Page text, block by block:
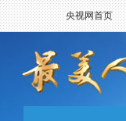
央视网首页